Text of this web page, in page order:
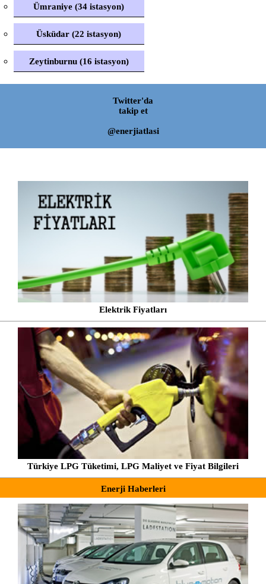
Ümraniye (34 istasyon)
Üsküdar (22 istasyon)
Zeytinburnu (16 istasyon)
Twitter'da
takip et
@enerjiatlasi
Elektrik Fiyatları
Türkiye LPG Tüketimi, LPG Maliyet ve Fiyat Bilgileri
Enerji Haberleri